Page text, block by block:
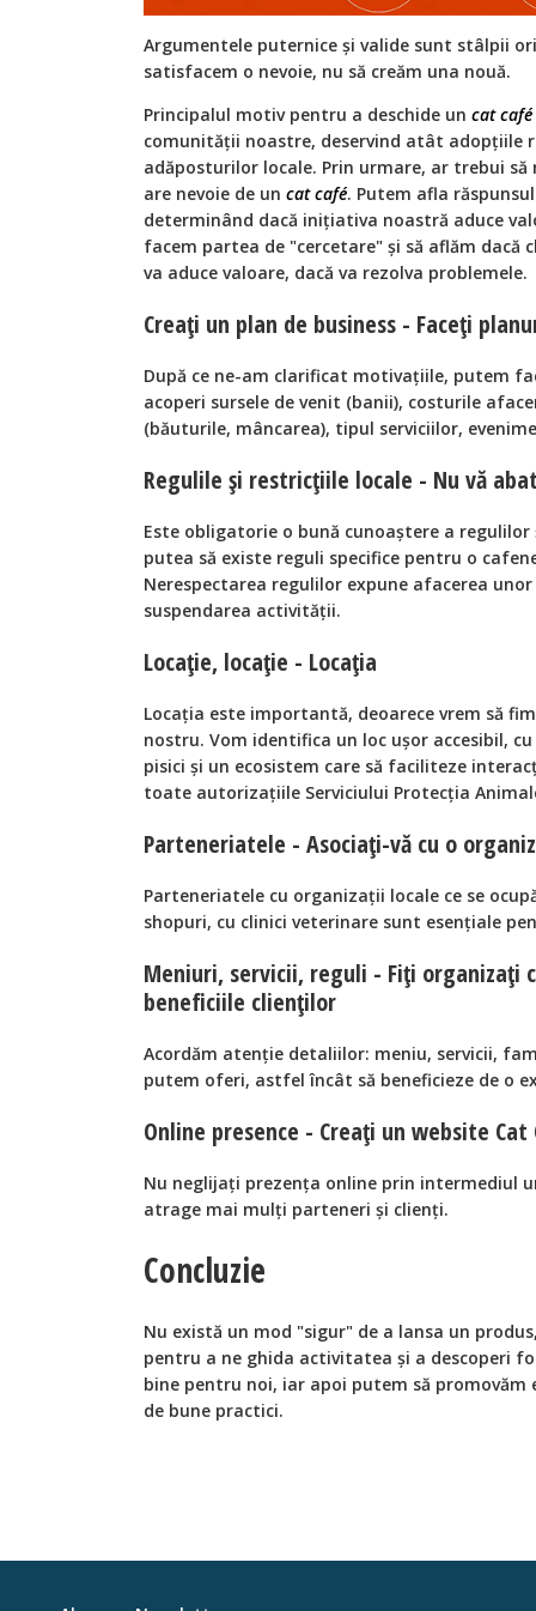
Argumentele puternice și valide sunt stâlpii
satisfacem o nevoie, nu să creăm una nouă.
Principalul motiv pentru a deschide un cat café
comunității noastre, deservind atât adopțiile
adăposturilor locale. Prin urmare, ar trebui
are nevoie de un cat café. Putem afla
determinând dacă inițiativa noastră aduce
facem partea de "cercetare" și să aflăm dacă
va aduce valoare, dacă va rezolva problemele.
Creați un plan de business - Faceți
După ce ne-am clarificat motivațiile, putem
acoperi sursele de venit (banii), costurile
(băuturile, mâncarea), tipul serviciilor,
Regulile și restricțiile locale - Nu vă
Este obligatorie o bună cunoaștere a
putea să existe reguli specifice pentru o
Nerespectarea regulilor expune afacerea
suspendarea activității.
Locație, locație - Locația
Locația este importantă, deoarece vrem să
nostru. Vom identifica un loc ușor accesibil,
pisici și un ecosistem care să faciliteze
toate autorizațiile Serviciului Protecția
Parteneriatele - Asociați-vă cu o
Parteneriatele cu organizații locale ce se
shopuri, cu clinici veterinare sunt esențiale
Meniuri, servicii, reguli - Fiți organizați
beneficiile clienților
Acordăm atenție detaliilor: meniu, servicii,
putem oferi, astfel încât să beneficieze de o
Online presence - Creați un website Cat
Nu neglijați prezența online prin intermediul
atrage mai mulți parteneri și clienți.
Concluzie
Nu există un mod "sigur" de a lansa un
pentru a ne ghida activitatea și a descoperi
bine pentru noi, iar apoi putem să promovăm
de bune practici.